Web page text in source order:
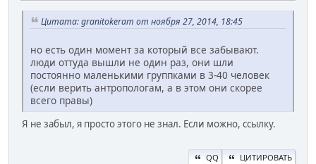
Цитата: granitokeram от ноября 27, 2014, 18:45
но есть один момент за который все забывают.
люди оттуда вышли не один раз, они шли
постоянно маленькими группками в 3-40 человек
(если верить антропологам, а в этом они скорее
всего правы)
Я не забыл, я просто этого не знал. Если можно, ссылку.
QQ ЦИТИРОВАТЬ